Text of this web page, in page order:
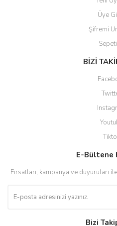
Üye
Şifremi
BİZİ
E-Bültene
Fırsatları, kampanya ve duyuruları
Bizi